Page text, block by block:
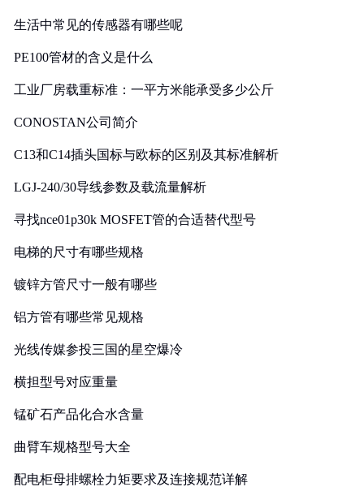
生活中常见的传感器有哪些呢
PE100管材的含义是什么
工业厂房载重标准：一平方米能承受多少公斤
CONOSTAN公司简介
C13和C14插头国标与欧标的区别及其标准解析
LGJ-240/30导线参数及载流量解析
寻找nce01p30k MOSFET管的合适替代型号
电梯的尺寸有哪些规格
镀锌方管尺寸一般有哪些
铝方管有哪些常见规格
光线传媒参投三国的星空爆冷
横担型号对应重量
锰矿石产品化合水含量
曲臂车规格型号大全
配电柜母排螺栓力矩要求及连接规范详解